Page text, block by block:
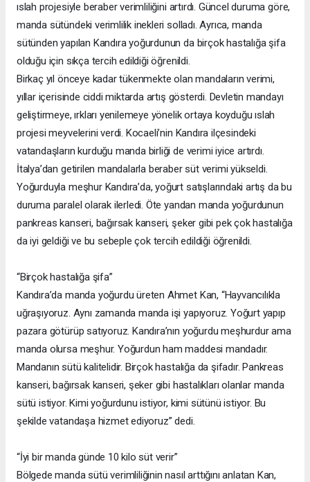
ıslah projesiyle beraber verimliliğini artırdı. Güncel duruma göre,
manda sütündeki verimlilik inekleri solladı. Ayrıca, manda
sütünden yapılan Kandıra yoğurdunun da birçok hastalığa şifa
olduğu için sıkça tercih edildiği öğrenildi.
Birkaç yıl önceye kadar tükenmekte olan mandaların verimi,
yıllar içerisinde ciddi miktarda artış gösterdi. Devletin mandayı
geliştirmeye, ırkları yenilemeye yönelik ortaya koyduğu ıslah
projesi meyvelerini verdi. Kocaeli’nin Kandıra ilçesindeki
vatandaşların kurduğu manda birliği de verimi iyice artırdı.
İtalya’dan getirilen mandalarla beraber süt verimi yükseldi.
Yoğurduyla meşhur Kandıra’da, yoğurt satışlarındaki artış da bu
duruma paralel olarak ilerledi. Öte yandan manda yoğurdunun
pankreas kanseri, bağırsak kanseri, şeker gibi pek çok hastalığa
da iyi geldiği ve bu sebeple çok tercih edildiği öğrenildi.
“Birçok hastalığa şifa”
Kandıra’da manda yoğurdu üreten Ahmet Kan, “Hayvancılıkla
uğraşıyoruz. Aynı zamanda manda işi yapıyoruz. Yoğurt yapıp
pazara götürüp satıyoruz. Kandıra’nın yoğurdu meşhurdur ama
manda olursa meşhur. Yoğurdun ham maddesi mandadır.
Mandanın sütü kalitelidir. Birçok hastalığa da şifadır. Pankreas
kanseri, bağırsak kanseri, şeker gibi hastalıkları olanlar manda
sütü istiyor. Kimi yoğurdunu istiyor, kimi sütünü istiyor. Bu
şekilde vatandaşa hizmet ediyoruz” dedi.
“İyi bir manda günde 10 kilo süt verir”
Bölgede manda sütü verimliliğinin nasıl arttığını anlatan Kan,